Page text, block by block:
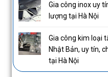
Gia công inox uy
lượng tại Hà Nội
Gia công kim loại
Nhật Bản, uy tín,
tại Hà Nội